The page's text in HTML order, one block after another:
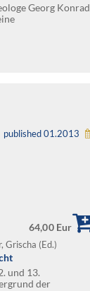
Georg Konrad
published 01.2013
64,00 Eur
Grischa (Ed.)
und 13.
der